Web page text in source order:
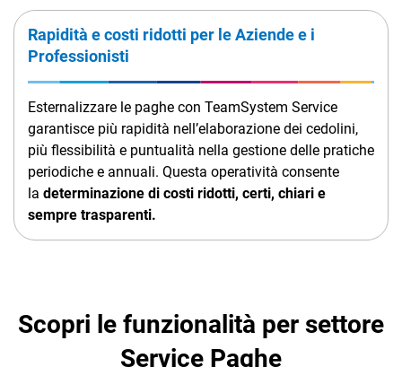
Rapidità e costi ridotti per le Aziende e i
Professionisti
Esternalizzare le paghe con TeamSystem Service
garantisce più rapidità nell’elaborazione dei cedolini,
più flessibilità e puntualità nella gestione delle pratiche
periodiche e annuali. Questa operatività consente
la determinazione di costi ridotti, certi, chiari e
sempre trasparenti.
Scopri le funzionalità per settore
Service Paghe